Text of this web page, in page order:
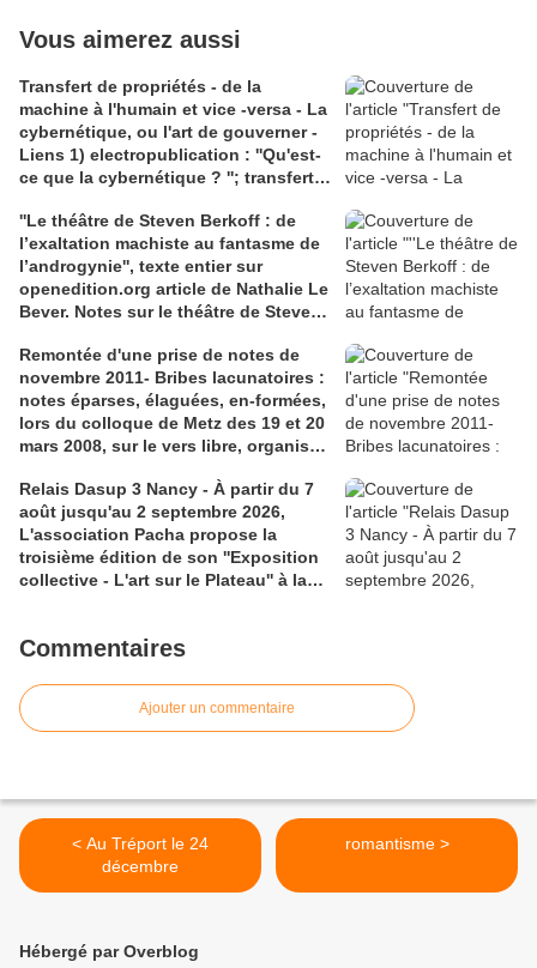
Vous aimerez aussi
Transfert de propriétés - de la
machine à l'humain et vice -versa - La
cybernétique, ou l'art de gouverner -
Liens 1) electropublication : ''Qu'est-
ce que la cybernétique ? ''; transfert
l'histoire : 2) fabula.org ''analogie et
anachronie''
''Le théâtre de Steven Berkoff : de
l’exaltation machiste au fantasme de
l’androgynie'', texte entier sur
openedition.org article de Nathalie Le
Bever. Notes sur le théâtre de Steven
Bever : ''orgie, orgasme et politique''.
Lien academia.edu : texte de
Dominique Massonnaud repris sur
'Fabula' : Une dramaturgie
catastrophiste, textes réunis par
Remontée d'une prise de notes de
novembre 2011- Bribes lacunatoires :
notes éparses, élaguées, en-formées,
lors du colloque de Metz des 19 et 20
mars 2008, sur le vers libre, organisé
''Fabula'', les actes du colloque; 2)
Lien avec un pdf de l'université de
Lausanne sur Le vers libre
symboliste face à ses modèles
musicaux
Relais Dasup 3 Nancy - À partir du 7
août jusqu'au 2 septembre 2026,
L'association Pacha propose la
troisième édition de son ''Exposition
collective - L'art sur le Plateau'' à la
Commentaires
Ajouter un commentaire
< Au Tréport le 24
décembre
romantisme >
Hébergé par Overblog